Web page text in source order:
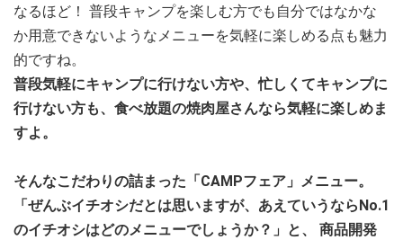
なるほど！ 普段キャンプを楽しむ方でも自分ではなかな
か用意できないようなメニューを気軽に楽しめる点も魅力
的ですね。
普段気軽にキャンプに行けない方や、忙しくてキャンプに
行けない方も、食べ放題の焼肉屋さんなら気軽に楽しめま
すよ。
そんなこだわりの詰まった「CAMPフェア」メニュー。
「ぜんぶイチオシだとは思いますが、あえていうならNo.1
のイチオシはどのメニューでしょうか？」と、 商品開発